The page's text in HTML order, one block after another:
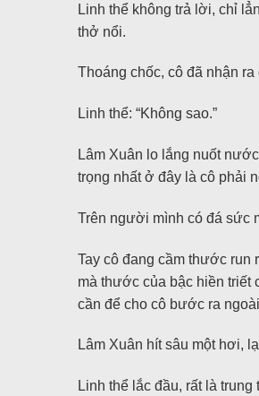
Linh thể không trả lời, chỉ
thở nổi.
Thoáng chốc, cô đã nhận
Linh thể: “Không sao.”
Lâm Xuân lo lắng nuốt
trọng nhất ở đây là cô phải
Trên người mình có đá sức
Tay cô đang cầm thước run
mà thước của bậc hiền triết
cần để cho cô bước ra
Lâm Xuân hít sâu một hơi,
Linh thể lắc đầu, rất là